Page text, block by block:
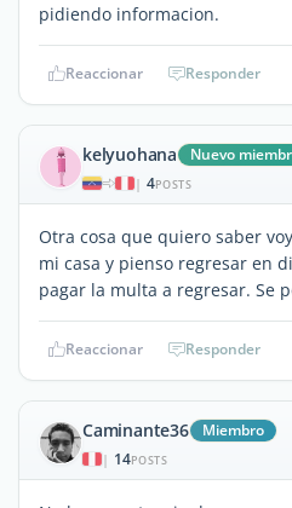
pidiendo informacion.
Reaccionar Responder
kelyuohana Nuevo
| 4POSTS
Otra cosa que quiero saber
mi casa y pienso regresar en
pagar la multa a regresar. Se
Reaccionar Responder
Caminante36 Miembro
| 14POSTS